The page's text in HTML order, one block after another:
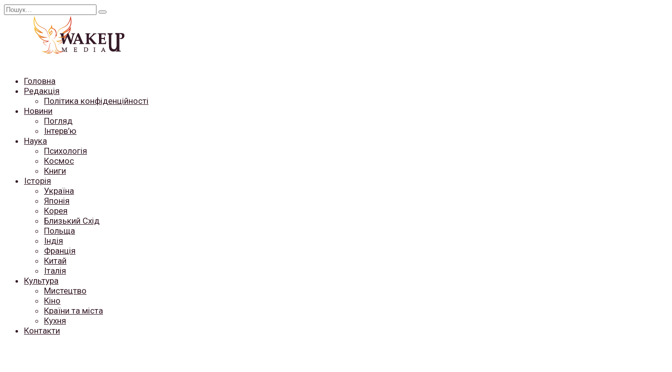
Перейти
Search
Головна
Редакція
Політика конфіденційності
Новини
Погляд
Інтерв’ю
Наука
Психологія
Космос
Книги
Історія
Україна
Японія
Корея
Близький Схід
Польща
Індія
Франція
Китай
Італія
Культура
Мистецтво
Кіно
Країни та міста
Кухня
Контакти